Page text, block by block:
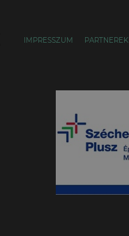
IMPRESSZUM PARTNEREK